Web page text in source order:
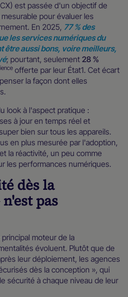
est passée d'un objectif de
pour évaluer les
En 2025, 77 % des
les services numériques du
être aussi bons, voire meilleurs,
; pourtant, seulement 28 %
offerte par leur État1. Cet écart
la façon dont elles
look à l'aspect pratique :
à jour en temps réel et
bien sur tous les appareils.
en plus mesurée par l'adoption,
la réactivité, un peu comme
les performances numériques.
dès la
pas
principal moteur de la
évoluent. Plutôt que de
leur déploiement, les agences
dès la conception », qui
sécurité à chaque niveau de leur